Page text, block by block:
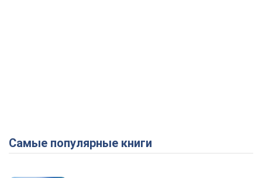
Самые популярные книги